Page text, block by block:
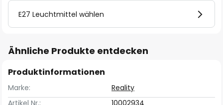
E27 Leuchtmittel wählen
Ähnliche Produkte entdecken
Produktinformationen
Marke:
Reality
Artikel Nr.:
10002934